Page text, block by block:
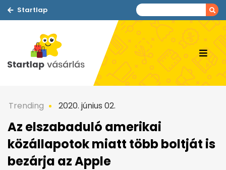
Startlap
Trending 2020. június 02.
Az elszabaduló amerikai
közállapotok miatt több boltját is
bezárja az Apple